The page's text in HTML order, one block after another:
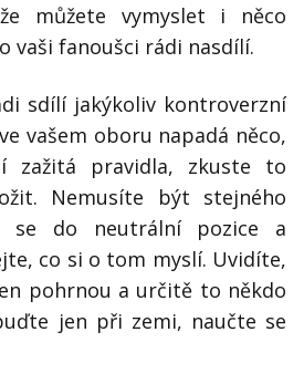
můžete vymyslet i něco
vaši fanoušci rádi nasdílí.
sdílí jakýkoliv kontroverzní
vašem oboru napadá něco,
zažitá pravidla, zkuste to
Nemusíte být stejného
se do neutrální pozice a
co si o tom myslí. Uvidíte,
pohrnou a určitě to někdo
jen při zemi, naučte se